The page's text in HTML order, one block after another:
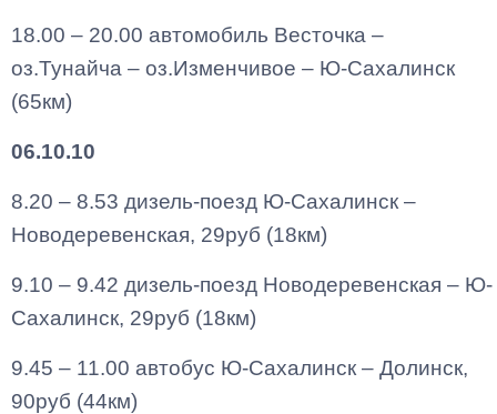
18.00 – 20.00 автомобиль Весточка –
оз.Тунайча – оз.Изменчивое – Ю-Сахалинск
(65км)
06.10.10
8.20 – 8.53 дизель-поезд Ю-Сахалинск –
Новодеревенская, 29руб (18км)
9.10 – 9.42 дизель-поезд Новодеревенская – Ю-
Сахалинск, 29руб (18км)
9.45 – 11.00 автобус Ю-Сахалинск – Долинск,
90руб (44км)